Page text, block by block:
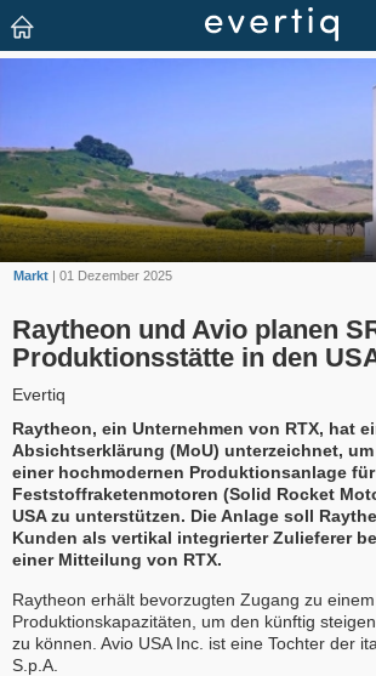
Markt | 01 Dezember 2025
Raytheon und Avio planen
Produktionsstätte in den
Evertiq
Raytheon, ein Unternehmen von RTX, hat
Absichtserklärung (MoU) unterzeichnet,
einer hochmodernen Produktionsanlage für
Feststoffraketenmotoren (Solid Rocket
USA zu unterstützen. Die Anlage soll
Kunden als vertikal integrierter Zulieferer
einer Mitteilung von RTX.
Raytheon erhält bevorzugten Zugang zu
Produktionskapazitäten, um den künftig
zu können. Avio USA Inc. ist eine Tochter der
S.p.A.